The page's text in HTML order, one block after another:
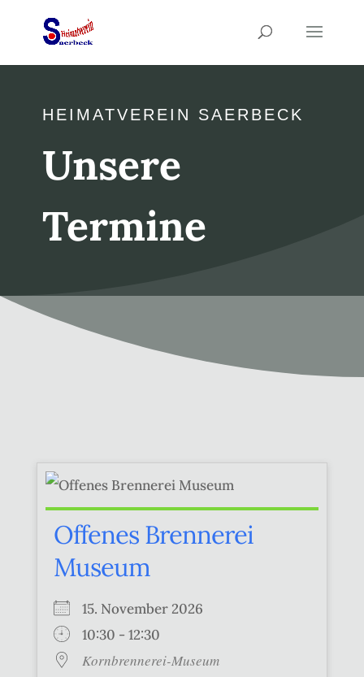
HEIMATVEREIN SAERBECK
Unsere
Termine
Offenes Brennerei
Museum
15. November 2026
10:30 - 12:30
Kornbrennerei-Museum